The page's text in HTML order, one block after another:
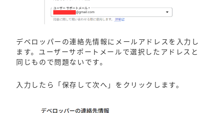
デベロッパーの連絡先情報にメールアドレスを入力し
ます。ユーザーサポートメールで選択したアドレスと
同じもので問題ないです。
入力したら「保存して次へ」をクリックします。